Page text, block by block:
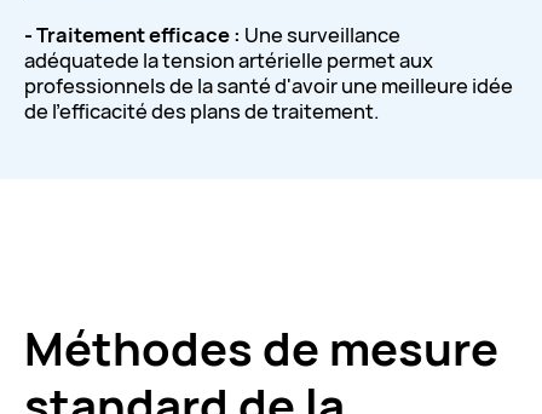
- Traitement efficace : Une surveillance
adéquatede la tension artérielle permet aux
professionnels de la santé d'avoir une meilleure idée
de l'efficacité des plans de traitement.
Méthodes de mesure